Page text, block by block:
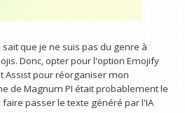
que je ne suis pas du genre à
Donc, opter pour l'option Emojify
Assist pour réorganiser mon
de Magnum PI était probablement le
passer le texte généré par l'IA